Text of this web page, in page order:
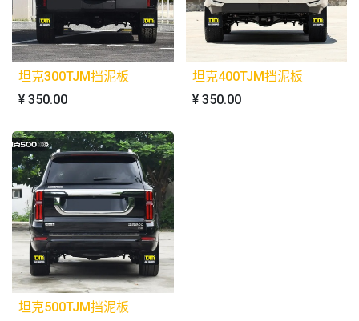
坦克300TJM挡泥板
¥ 350.00
坦克400TJM挡泥板
¥ 350.00
坦克500TJM挡泥板